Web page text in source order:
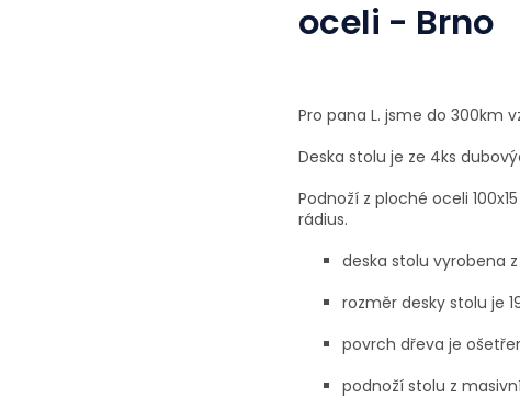
oceli - Brno
Pro pana L. jsme do 300km
Deska stolu je ze 4ks
Podnoží z ploché oceli
rádius.
deska stolu vyrobena
rozměr desky stolu je
povrch dřeva je
podnoží stolu z